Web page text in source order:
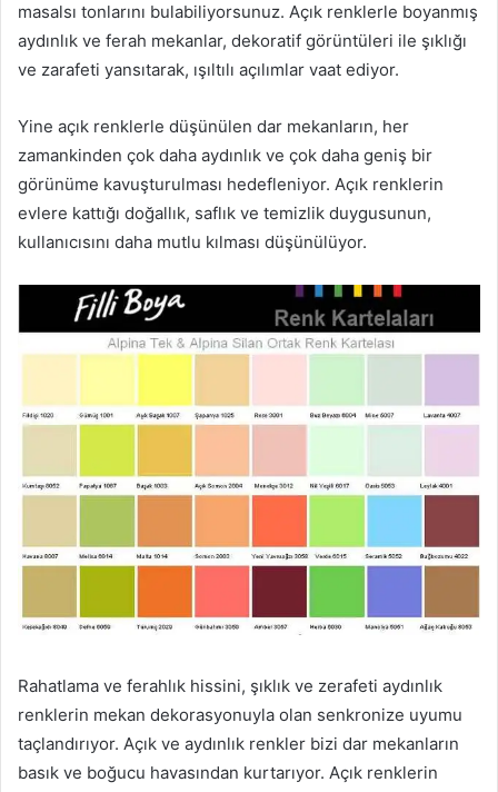
masalsı tonlarını bulabiliyorsunuz. Açık renklerle boyanmış
aydınlık ve ferah mekanlar, dekoratif görüntüleri ile şıklığı
ve zarafeti yansıtarak, ışıltılı açılımlar vaat ediyor.
Yine açık renklerle düşünülen dar mekanların, her
zamankinden çok daha aydınlık ve çok daha geniş bir
görünüme kavuşturulması hedefleniyor. Açık renklerin
evlere kattığı doğallık, saflık ve temizlik duygusunun,
kullanıcısını daha mutlu kılması düşünülüyor.
Rahatlama ve ferahlık hissini, şıklık ve zerafeti aydınlık
renklerin mekan dekorasyonuyla olan senkronize uyumu
taçlandırıyor. Açık ve aydınlık renkler bizi dar mekanların
basık ve boğucu havasından kurtarıyor. Açık renklerin